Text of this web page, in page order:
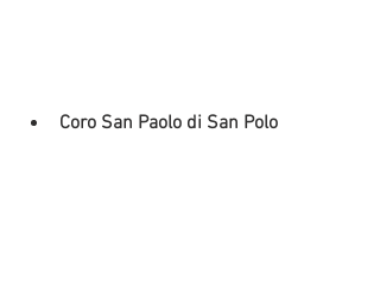
Coro San Paolo di San Polo